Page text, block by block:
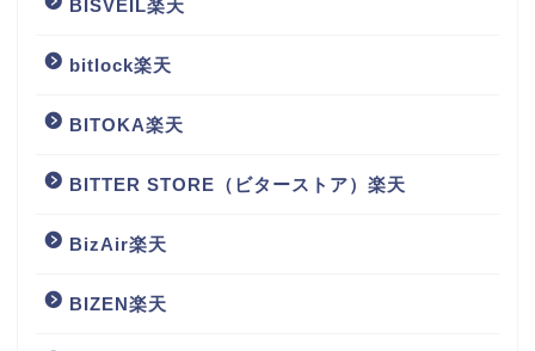
BISVEIL楽天
bitlock楽天
BITOKA楽天
BITTER STORE（ビターストア）楽天
BizAir楽天
BIZEN楽天